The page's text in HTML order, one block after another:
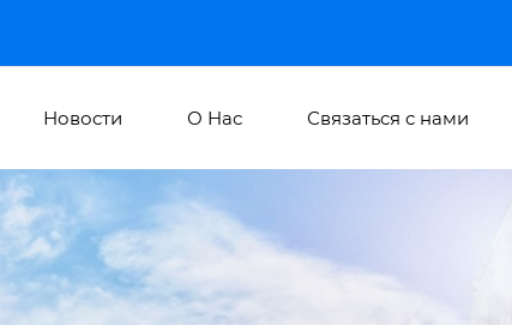
Новости О Hас Связаться с нами